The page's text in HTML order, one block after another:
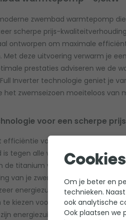
zwembad warmtepomp
scherpe prijs-
ontworpen om maximale
Met deze uitvoering verwarm je
prestaties adviseren we de
Inverter technologie geniet je
het zwemseizoen moeiteloos van
voor een scherpe prijs
efficiëntie voorop. De warmtepomp
tegen alle weersinvloeden en
de titanium warmtewisselaar
van je zwemwater. Met een
energiezuinig in vergelijking
te kiezen voor een model met
energiezuinige stand kan
Cookies
Om je beter en
technieken.
ook analytische
Ook plaatsen we